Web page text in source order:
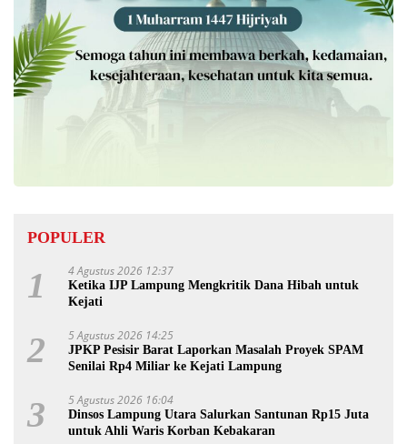
POPULER
1 4 Agustus 2026 12:37
Ketika IJP Lampung Mengkritik Dana Hibah untuk
Kejati
2 5 Agustus 2026 14:25
JPKP Pesisir Barat Laporkan Masalah Proyek SPAM
Senilai Rp4 Miliar ke Kejati Lampung
3 5 Agustus 2026 16:04
Dinsos Lampung Utara Salurkan Santunan Rp15 Juta
untuk Ahli Waris Korban Kebakaran